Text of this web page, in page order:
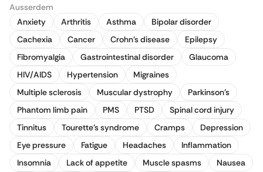
Ausserdem
Anxiety
Arthritis Asthma
Bipolar disorder
Cachexia
Cancer Crohn's disease
Epilepsy
Fibromyalgia
Gastrointestinal disorder
Glaucoma
HIV/AIDS
Hypertension
Migraines
Multiple sclerosis
Muscular dystrophy
Parkinson's
Phantom limb pain
PMS PTSD
Spinal cord injury
Tinnitus
Tourette's syndrome Cramps
Depression
Eye pressure
Fatigue Headaches
Inflammation
Insomnia
Lack of appetite Muscle spasms
Nausea